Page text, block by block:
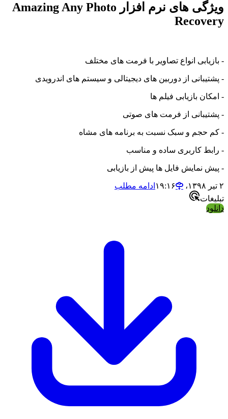
ویژگی های نرم افزار Amazing Any Photo
Recovery
- بازیابی انواع تصاویر با فرمت های مختلف
- پشتیبانی از دوربین های دیجیتالی و سیستم های اندرویدی
- امکان بازیابی فیلم ها
- پشتیبانی از فرمت های صوتی
- کم حجم و سبک نسبت به برنامه های مشاه
- رابط کاربری ساده و مناسب
- پیش نمایش فایل ها پیش از بازیابی
۲ تیر ۱۳۹۸،‏ ۱۹:۱۶
ادامه مطلب
تبلیغات
دانلود